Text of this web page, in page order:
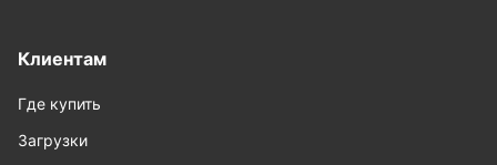
Клиентам
Где купить
Загрузки